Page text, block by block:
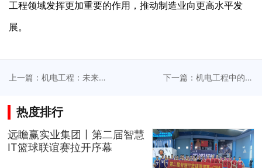
工程领域发挥更加重要的作用，推动制造业向更高水平发
展。
上一篇：机电工程：未来
下一篇：机电工程中的远
热度排行
远瞻赢实业集团丨第二届智慧
IT篮球联谊赛拉开序幕